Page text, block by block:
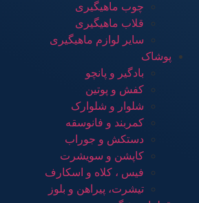
چوب ماهیگیری
قلاب ماهیگیری
سایر لوازم ماهیگیری
پوشاک
بادگیر و پانچو
کفش و پوتین
شلوار و شلوارک
کمربند و فانوسقه
دستکش و جوراب
کاپشن و سویشرت
فیس ، کلاه و اسکارف
تیشرت، پیراهن و بلوز